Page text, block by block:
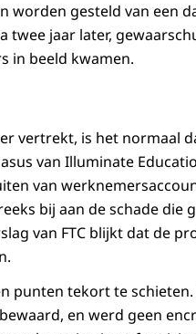
worden gesteld van een
twee jaar later,
in beeld kwamen.
vertrekt, is het normaal
van Illuminate
van
bij aan de schade
van FTC blijkt dat de
punten tekort te
en werd geen